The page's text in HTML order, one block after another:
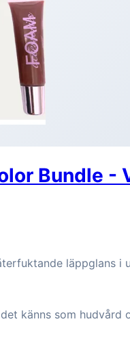
Bundle -
läppglans i
känns som hudvård